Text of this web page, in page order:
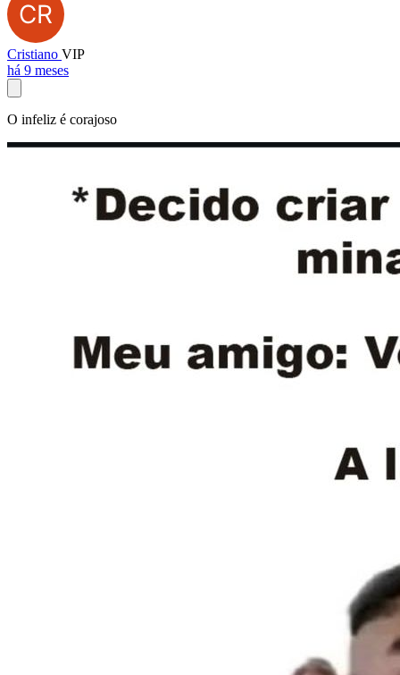
Cristiano VIP
há 9 meses
O infeliz é corajoso